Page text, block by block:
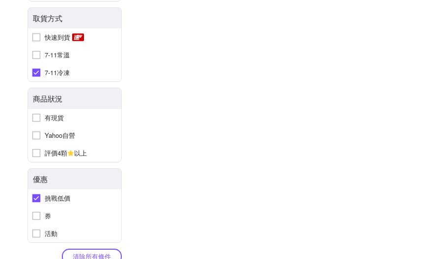
取貨方式
快速到貨
7-11常溫
7-11冷凍
商品狀況
有現貨
Yahoo自營
評價4顆
以上
優惠
挑戰低價
券
活動
清除所有條件